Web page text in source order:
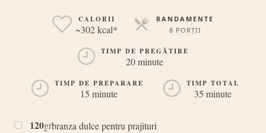
CALORII
~302 kcal*
RANDAMENTE
8 PORȚII
TIMP DE PREGĂTIRE
20 minute
TIMP DE PREPARARE
15 minute
TIMP TOTAL
35 minute
120grbranza dulce pentru prajituri